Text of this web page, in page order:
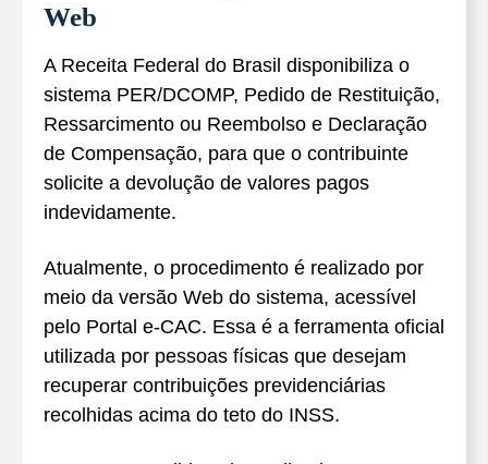
Web
A Receita Federal do Brasil disponibiliza o
sistema PER/DCOMP, Pedido de Restituição,
Ressarcimento ou Reembolso e Declaração
de Compensação, para que o contribuinte
solicite a devolução de valores pagos
indevidamente.
Atualmente, o procedimento é realizado por
meio da versão Web do sistema, acessível
pelo Portal e-CAC. Essa é a ferramenta oficial
utilizada por pessoas físicas que desejam
recuperar contribuições previdenciárias
recolhidas acima do teto do INSS.